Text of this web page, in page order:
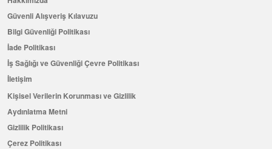
Güvenli Alışveriş Kılavuzu
Bilgi Güvenliği Politikası
İade Politikası
İş Sağlığı ve Güvenliği Çevre Politikası
İletişim
Kişisel Verilerin Korunması ve Gizlilik
Aydınlatma Metni
Gizlilik Politikası
Çerez Politikası